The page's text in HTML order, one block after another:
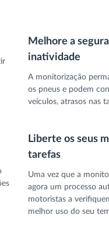
Melhore a
inatividade
A monitorização
os pneus e podem
veículos, atrasos nas
Liberte os seus
tarefas
Uma vez que a
agora um processo
motoristas a
melhor uso do seu